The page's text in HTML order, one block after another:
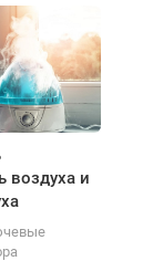
воздуха и